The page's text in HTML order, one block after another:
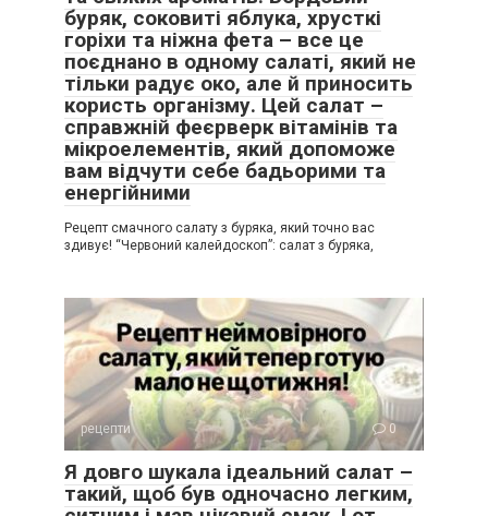
буряк, соковиті яблука, хрусткі
горіхи та ніжна фета – все це
поєднано в одному салаті, який не
тільки радує око, але й приносить
користь організму. Цей салат –
справжній феєрверк вітамінів та
мікроелементів, який допоможе
вам відчути себе бадьорими та
енергійними
Рецепт смачного салату з буряка, який точно вас
здивує! “Червоний калейдоскоп”: салат з буряка,
рецепти 0
Я довго шукала ідеальний салат –
такий, щоб був одночасно легким,